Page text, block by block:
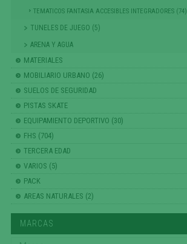
TEMATICOS FANTASIA ACCESIBLES INTEGRADORES (74)
TUNELES DE JUEGO (5)
ARENA Y AGUA
MATERIALES
MOBILIARIO URBANO (26)
SUELOS DE SEGURIDAD
PISTAS SKATE
EQUIPAMIENTO DEPORTIVO (30)
FHS (704)
TERCERA EDAD
VARIOS (5)
PACK
AREAS NATURALES (2)
MARCAS